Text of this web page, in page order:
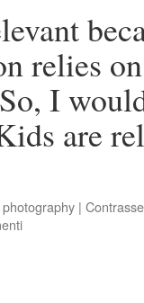
relies
I
are
photography |